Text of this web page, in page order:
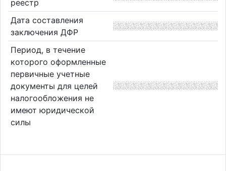
реестр
Дата составления
заключения ДФР
Период, в течение
которого оформленные
первичные учетные
документы для целей
налогообложения не
имеют юридической
силы